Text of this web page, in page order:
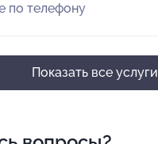
по телефону
Показать все услуги